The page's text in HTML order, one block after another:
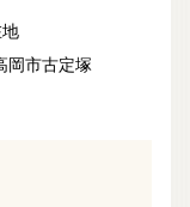
岡市古定塚